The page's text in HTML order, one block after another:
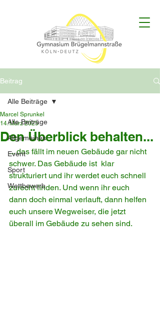
Beitrag
Alle Beiträge
Allgemeines
Event
Sport
Wettbewerb
Alle Beiträge
Den Überblick behalten...
Marcel Sprunkel
14. März 2025
... das fällt im neuen Gebäude gar nicht
schwer. Das Gebäude ist  klar
strukturiert und ihr werdet euch schnell
zurecht finden. Und wenn ihr euch
dann doch einmal verlauft, dann helfen
euch unsere Wegweiser, die jetzt
überall im Gebäude zu sehen sind.